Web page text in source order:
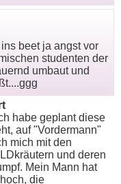
beet ja angst vor
studenten der
umbaut und
habe geplant diese
auf "Vordermann"
mich mit den
und deren
Mein Mann hat
die